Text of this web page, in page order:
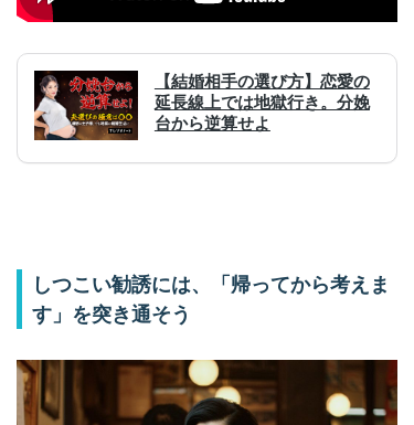
しつこい勧誘には、「帰ってから考えま
す」を突き通そう